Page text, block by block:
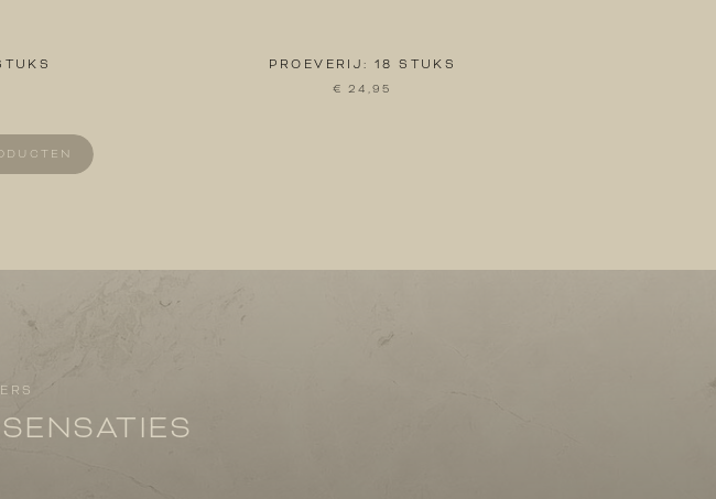
€ 24,95
PROEVERIJ: 18 STUKS